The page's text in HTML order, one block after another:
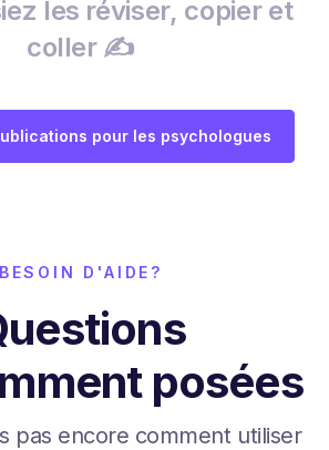
les réviser, copier et
coller ✍️
pour les psychologues
BESOIN D'AIDE?
posées
pas encore comment utiliser